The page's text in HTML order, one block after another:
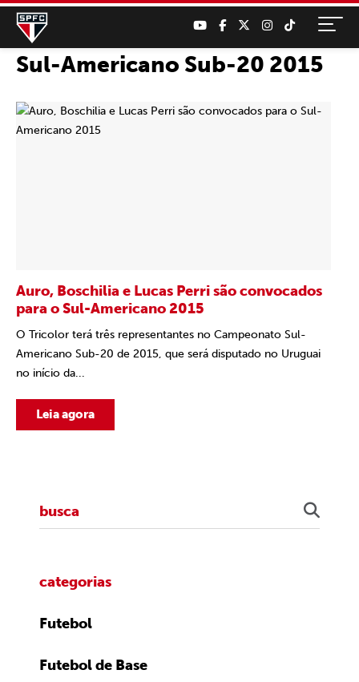
Sul-Americano Sub-20 2015
Auro, Boschilia e Lucas Perri são convocados
para o Sul-Americano 2015
O Tricolor terá três representantes no Campeonato Sul-
Americano Sub-20 de 2015, que será disputado no Uruguai
no início da...
Leia agora
categorias
Futebol
Futebol de Base